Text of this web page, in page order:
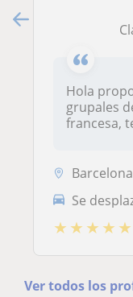
Hola
grupales
francesa,
Se
★ ★ ★ ★ ★
Ver todos los